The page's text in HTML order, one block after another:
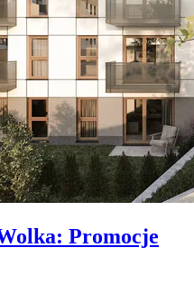
: Promocje